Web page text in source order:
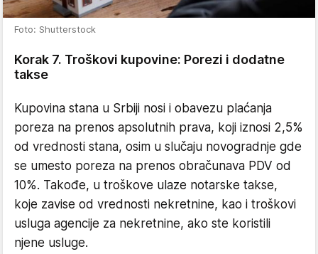
Foto: Shutterstock
Korak 7. Troškovi kupovine: Porezi i dodatne
takse
Kupovina stana u Srbiji nosi i obavezu plaćanja
poreza na prenos apsolutnih prava, koji iznosi 2,5%
od vrednosti stana, osim u slučaju novogradnje gde
se umesto poreza na prenos obračunava PDV od
10%. Takođe, u troškove ulaze notarske takse,
koje zavise od vrednosti nekretnine, kao i troškovi
usluga agencije za nekretnine, ako ste koristili
njene usluge.